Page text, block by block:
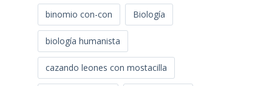
binomio con-con Biología
biología humanista
cazando leones con mostacilla